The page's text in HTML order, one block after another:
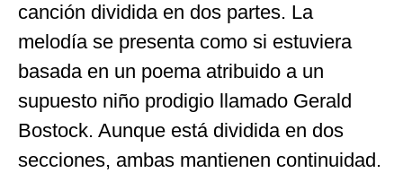
canción dividida en dos partes. La
melodía se presenta como si estuviera
basada en un poema atribuido a un
supuesto niño prodigio llamado Gerald
Bostock. Aunque está dividida en dos
secciones, ambas mantienen continuidad.